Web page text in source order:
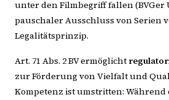
unter den Filmbegriff fallen (BVGer
pauschaler Ausschluss von Serien
Legalitätsprinzip.
Art. 71 Abs. 2 BV ermöglicht
zur Förderung von Vielfalt und
Kompetenz ist umstritten: